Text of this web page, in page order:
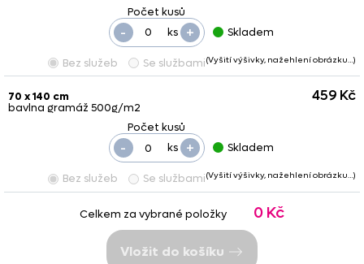
ks +
- Skladem
Bez služeb Se službami(Vyšití výšivky, nažehlení obrázku…)
70 x 140 cm
bavlna gramáž 500g/m2
ks +
-
459 Kč
Skladem
Bez služeb Se službami(Vyšití výšivky, nažehlení obrázku…)
Celkem za vybrané položky 0 Kč
Vložit do košíku